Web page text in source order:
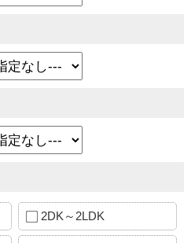
2DK～2LDK